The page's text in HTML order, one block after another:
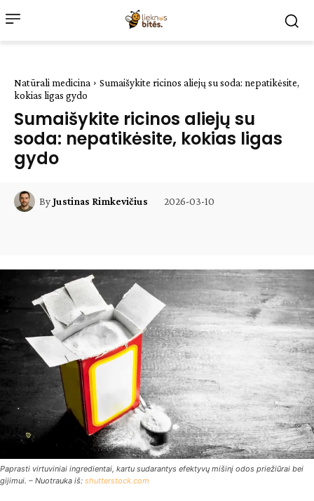
Natūrali medicina
Sumaišykite ricinos aliejų su soda: nepatikėsite,
kokias ligas gydo
Sumaišykite ricinos aliejų su
soda: nepatikėsite, kokias ligas
gydo
ByJustinas Rimkevičius 2026-03-10
Paprasti virtuviniai ingredientai, kartu sudarantys efektyvų mišinį odos priežiūrai bei
gijimui. – Nuotrauka iš: shutterstock.com